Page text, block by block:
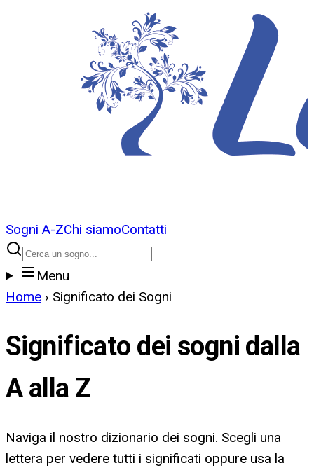
Sogni A-ZChi siamoContatti
Menu
Home › Significato dei Sogni
Significato dei sogni dalla
A alla Z
Naviga il nostro dizionario dei sogni. Scegli una
lettera per vedere tutti i significati oppure usa la